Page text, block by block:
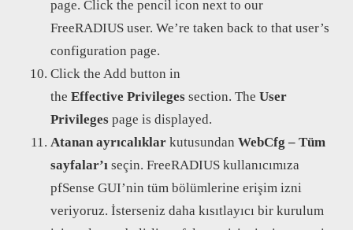
page. Click the pencil icon next to our
FreeRADIUS user. We’re taken back to that user’s
configuration page.
Click the Add button in
the Effective Privileges section. The User
Privileges page is displayed.
Atanan ayrıcalıklar kutusundan WebCfg – Tüm
sayfalar’ı seçin. FreeRADIUS kullanıcımıza
pfSense GUI’nin tüm bölümlerine erişim izni
veriyoruz. İsterseniz daha kısıtlayıcı bir kurulum